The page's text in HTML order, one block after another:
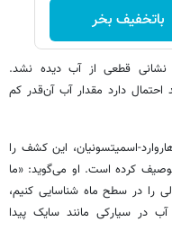
باتخفیف بخر
نشانی قطعی از آب دیده نشد.
دارد مقدار آب آن‌قدر کم
اسمیتسونیان، این کشف را
کرده است. او می‌گوید: «ما
را در سطح ماه شناسایی کنیم،
در سیارکی مانند سایک پیدا